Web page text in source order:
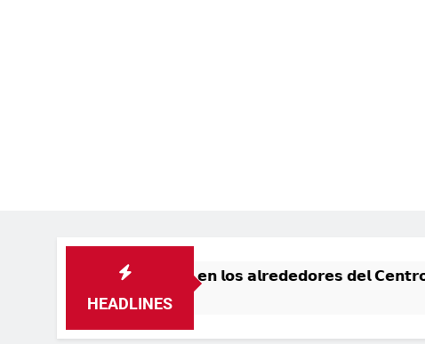
HEADLINES
𝘁𝗿á𝗻𝘀𝗶𝘁𝗼 𝗲𝗻 𝗹𝗼𝘀 𝗮𝗹𝗿𝗲𝗱𝗲𝗱𝗼𝗿𝗲𝘀 𝗱𝗲𝗹 𝗖𝗲𝗻𝘁𝗿𝗼 𝗢𝗹í𝗺𝗽𝗶𝗰𝗼